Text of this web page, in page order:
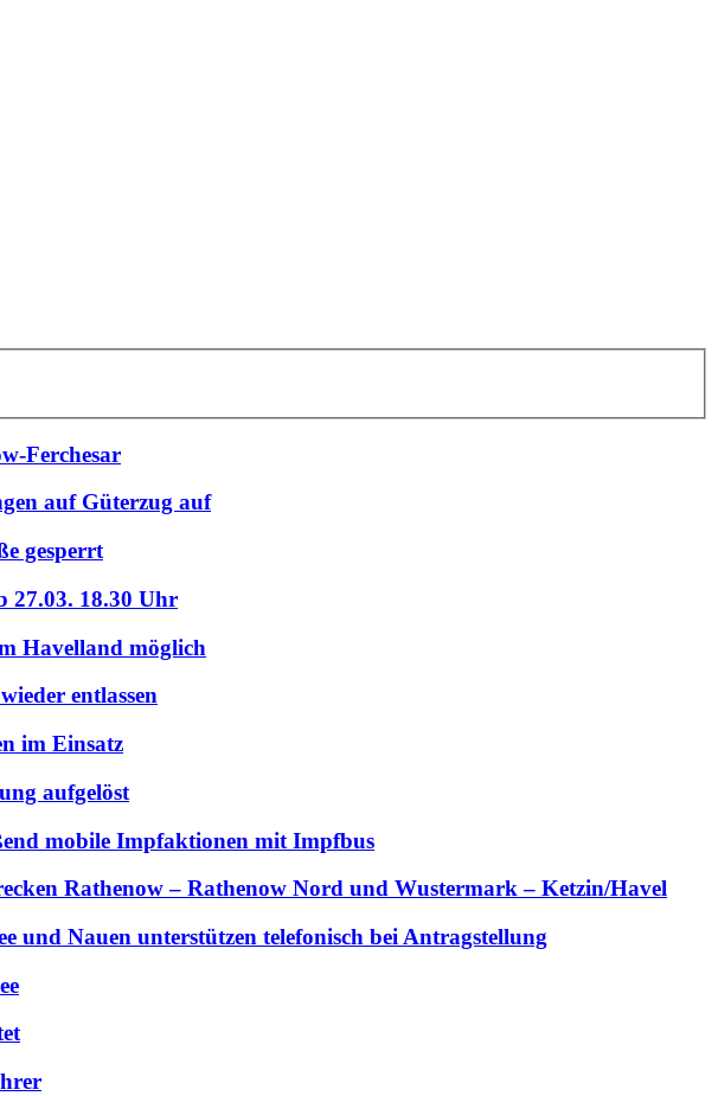
Ferchesar
auf Güterzug auf
gesperrt
27.03. 18.30 Uhr
Havelland möglich
entlassen
im Einsatz
aufgelöst
mobile Impfaktionen mit Impfbus
Rathenow – Rathenow Nord und Wustermark – Ketzin/Havel
und Nauen unterstützen telefonisch bei Antragstellung